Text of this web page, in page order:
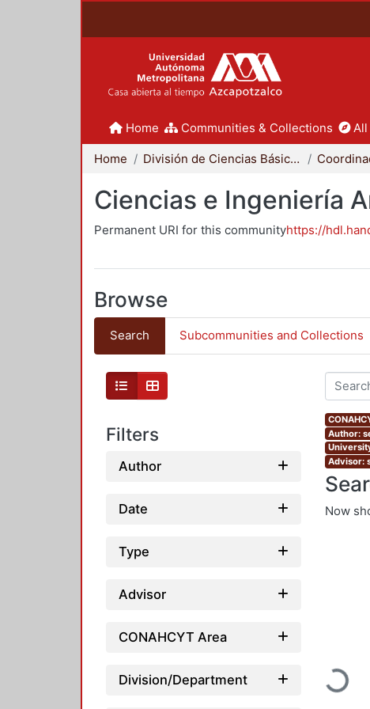
Home Communities & Collections
Home División de Ciencias Básicas e Ingeniería
Ciencias e Ingeniería
Permanent URI for this communityhttps://
Browse
Search Subcommunities and Collections
Filters
Author
Date
Type
Advisor
CONAHCYT Area
Division/Department
Author:
Advisor:
Now
Loading...